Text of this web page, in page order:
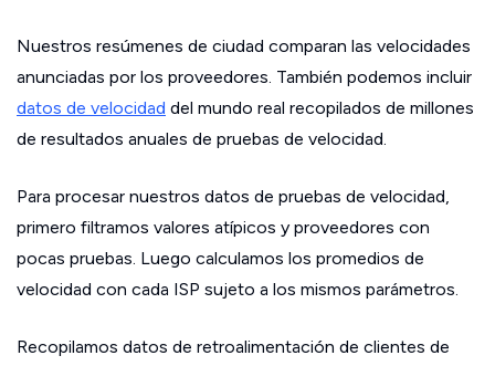
Nuestros resúmenes de ciudad comparan las velocidades
anunciadas por los proveedores. También podemos incluir
datos de velocidad del mundo real recopilados de millones
de resultados anuales de pruebas de velocidad.
Para procesar nuestros datos de pruebas de velocidad,
primero filtramos valores atípicos y proveedores con
pocas pruebas. Luego calculamos los promedios de
velocidad con cada ISP sujeto a los mismos parámetros.
Recopilamos datos de retroalimentación de clientes de